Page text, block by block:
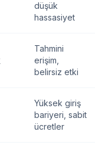
düşük
hassasiyet
Tahmini
erişim,
belirsiz etki
Yüksek giriş
bariyeri, sabit
ücretler